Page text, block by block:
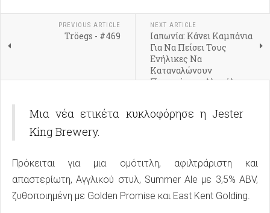
PREVIOUS ARTICLE
Tröegs - #469
NEXT ARTICLE
Ιαπωνία: Κάνει Καμπάνια
Για Να Πείσει Τους
Ενήλικες Να
Καταναλώνουν
Περισσότερο Αλκοόλ
Μια νέα ετικέτα κυκλοφόρησε η Jester
King Brewery.
Πρόκειται για μια ομότιτλη, αφιλτράριστη και
απαστερίωτη, Αγγλικού στυλ, Summer Ale με 3,5% ABV,
ζυθοποιημένη με Golden Promise και East Kent Golding.